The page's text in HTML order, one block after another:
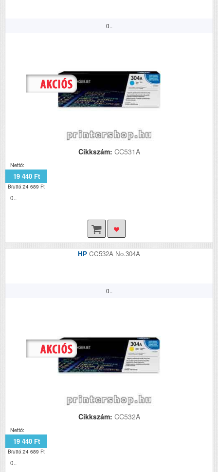
0..
Cikkszám: CC531A
Nettó:
19 440 Ft
Bruttó:24 689 Ft
0..
HP CC532A No.304A
0..
Cikkszám: CC532A
Nettó:
19 440 Ft
Bruttó:24 689 Ft
0..